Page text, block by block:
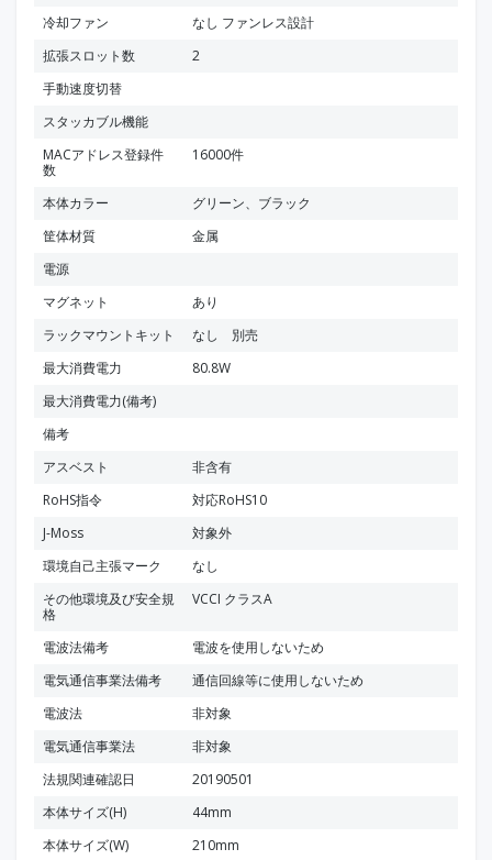
冷却ファン
なし ファンレス設計
拡張スロット数
2
手動速度切替
スタッカブル機能
MACアドレス登録件
数
16000件
本体カラー
グリーン、ブラック
筐体材質
金属
電源
マグネット
あり
ラックマウントキット
なし 別売
最大消費電力
80.8W
最大消費電力(備考)
備考
アスベスト
非含有
RoHS指令
対応RoHS10
J-Moss
対象外
環境自己主張マーク
なし
その他環境及び安全規
格
VCCI クラスA
電波法備考
電波を使用しないため
電気通信事業法備考
通信回線等に使用しないため
電波法
非対象
電気通信事業法
非対象
法規関連確認日
20190501
本体サイズ(H)
44mm
本体サイズ(W)
210mm